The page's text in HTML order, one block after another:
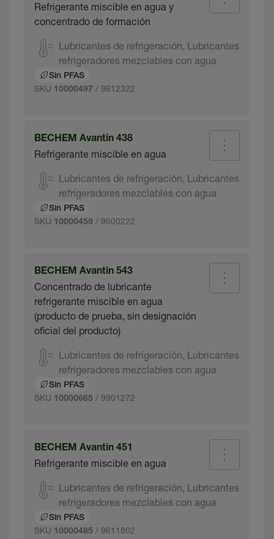
Refrigerante miscible en agua y
concentrado de formación
Lubricantes de refrigeración, Lubricantes
refrigeradores mezclables con agua
Sin PFAS
SKU 10000497 / 9612322
BECHEM Avantin 438
Refrigerante miscible en agua
Lubricantes de refrigeración, Lubricantes
refrigeradores mezclables con agua
Sin PFAS
SKU 10000459 / 9600222
BECHEM Avantin 543
Concentrado de lubricante
refrigerante miscible en agua
(producto de prueba, sin designación
oficial del producto)
Lubricantes de refrigeración, Lubricantes
refrigeradores mezclables con agua
Sin PFAS
SKU 10000665 / 9901272
BECHEM Avantin 451
Refrigerante miscible en agua
Lubricantes de refrigeración, Lubricantes
refrigeradores mezclables con agua
Sin PFAS
SKU 10000485 / 9611802